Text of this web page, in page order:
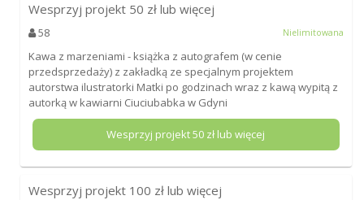
Wesprzyj projekt 50 zł lub więcej
58 Nielimitowana
Kawa z marzeniami - książka z autografem (w cenie
przedsprzedaży) z zakładką ze specjalnym projektem
autorstwa ilustratorki Matki po godzinach wraz z kawą wypitą z
autorką w kawiarni Ciuciubabka w Gdyni
Wesprzyj projekt50 zł lub więcej
Wesprzyj projekt 100 zł lub więcej